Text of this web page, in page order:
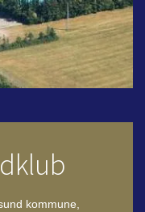
kommune,